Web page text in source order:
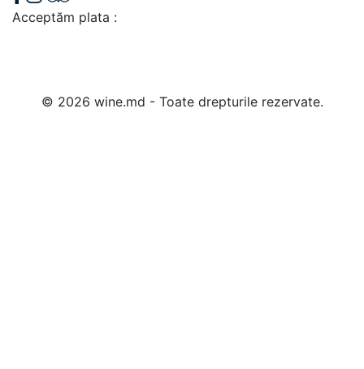
Acceptăm plata :
© 2026 wine.md - Toate drepturile rezervate.